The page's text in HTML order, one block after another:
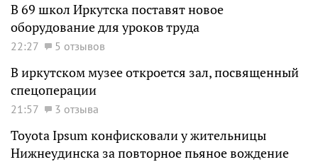
В 69 школ Иркутска поставят новое
оборудование для уроков труда
22:27 5 отзывов
В иркутском музее откроется зал, посвященный
спецоперации
21:57 3 отзыва
Toyota Ipsum конфисковали у жительницы
Нижнеудинска за повторное пьяное вождение